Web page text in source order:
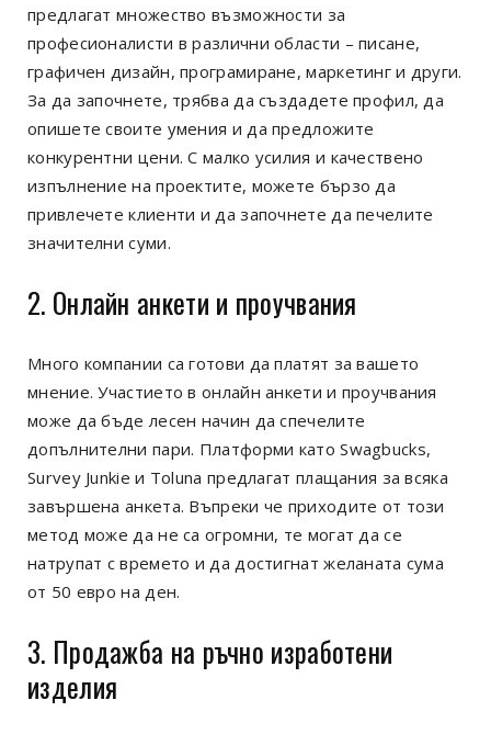
предлагат множество възможности за
професионалисти в различни области – писане,
графичен дизайн, програмиране, маркетинг и други.
За да започнете, трябва да създадете профил, да
опишете своите умения и да предложите
конкурентни цени. С малко усилия и качествено
изпълнение на проектите, можете бързо да
привлечете клиенти и да започнете да печелите
значителни суми.
2. Онлайн анкети и проучвания
Много компании са готови да платят за вашето
мнение. Участието в онлайн анкети и проучвания
може да бъде лесен начин да спечелите
допълнителни пари. Платформи като Swagbucks,
Survey Junkie и Toluna предлагат плащания за всяка
завършена анкета. Въпреки че приходите от този
метод може да не са огромни, те могат да се
натрупат с времето и да достигнат желаната сума
от 50 евро на ден.
3. Продажба на ръчно изработени
изделия